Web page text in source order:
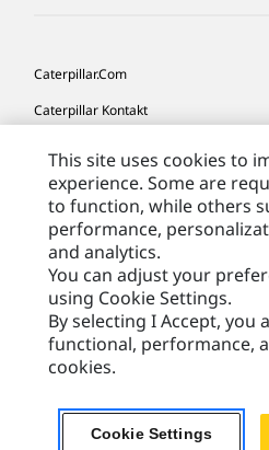
Caterpillar.com
Caterpillar Kontakt
Moje Preferencje Marketingowe
Site Map
Cookie Settings
Legal
Privacy
Europe - Polish© 2026 Caterpillar.
This site uses cookies to
experience. Some are
to function, while others
performance,
and analytics.
You can adjust your
using Cookie Settings.
By selecting I Accept, you
functional, performance,
cookies.
Cookie Settings